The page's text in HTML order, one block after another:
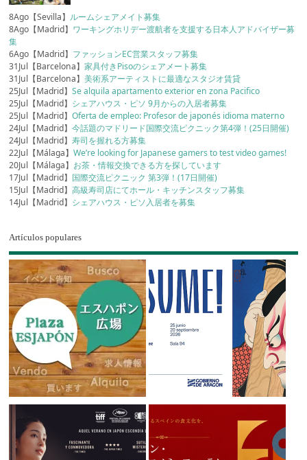
8Ago【Sevilla】 ルームシェアメイト募集
8Ago【Madrid】 ワーキングホリデー渡航者を支援する日本人アドバイザー募
集
6Ago【Madrid】 ファッションEC営業スタッフ募集
31Jul【Barcelona】家具付きPisoのシェアメート募集
31Jul【Barcelona】美術系アーティストに最適なスタジオ賃貸
25Jul【Madrid】Se alquila apartamento exterior en zona Pacifico
25Jul【Madrid】 シェアハウス・ピソ 9月からの入居者募集
25Jul【Madrid】Oferta de empleo: Profesor de japonés idioma materno
24Jul【Madrid】今話題のマドリード国際交流ピクニック第4弾！(25日開催)
24Jul【Madrid】寿司を握れる方募集
22Jul【Málaga】We’re looking for Japanese gamers to test video games!
20Jul【Málaga】 お茶・情報交換できる方を探しています
17Jul【Madrid】 国際交流ピクニック 第3弾！(17日開催)
15Jul【Madrid】高級寿司店にてホール・キッチンスタッフ募集
14Jul【Madrid】 シェアハウス・ピソ入居者を募集
Artículos populares